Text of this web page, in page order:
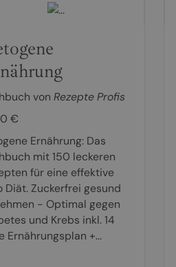
von Rezepte Profis
€
Ernährung: Das
mit 150 leckeren
für eine effektive
Diät. Zuckerfrei gesund
- Optimal gegen
und Krebs inkl. 14
Ernährungsplan +...